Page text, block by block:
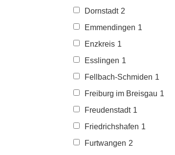
Dornstadt 2
Emmendingen 1
Enzkreis 1
Esslingen 1
Fellbach-Schmiden 1
Freiburg im Breisgau 1
Freudenstadt 1
Friedrichshafen 1
Furtwangen 2